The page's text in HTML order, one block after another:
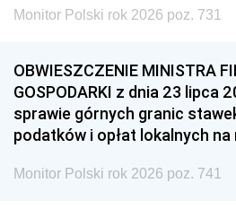
Monitor Polski rok 2026 poz. 731
OBWIESZCZENIE MINISTRA
GOSPODARKI z dnia 23 lipca
sprawie górnych granic
podatków i opłat lokalnych
Monitor Polski rok 2026 poz. 741